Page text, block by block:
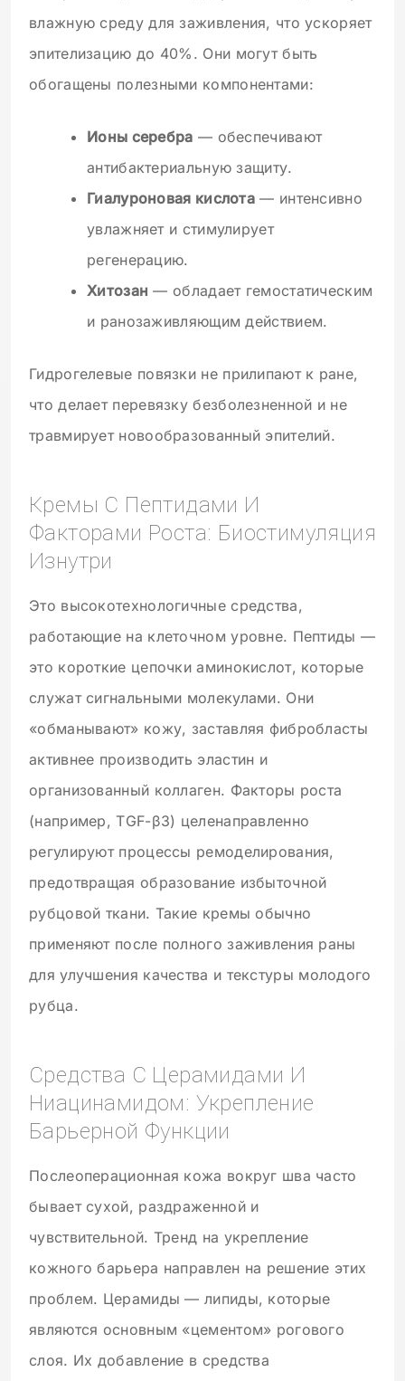
влажную среду для заживления, что ускоряет
эпителизацию до 40%. Они могут быть
обогащены полезными компонентами:
Ионы серебра — обеспечивают
антибактериальную защиту.
Гиалуроновая кислота — интенсивно
увлажняет и стимулирует
регенерацию.
Хитозан — обладает гемостатическим
и ранозаживляющим действием.
Гидрогелевые повязки не прилипают к ране,
что делает перевязку безболезненной и не
травмирует новообразованный эпителий.
Кремы С Пептидами И
Факторами Роста: Биостимуляция
Изнутри
Это высокотехнологичные средства,
работающие на клеточном уровне. Пептиды —
это короткие цепочки аминокислот, которые
служат сигнальными молекулами. Они
«обманывают» кожу, заставляя фибробласты
активнее производить эластин и
организованный коллаген. Факторы роста
(например, TGF-β3) целенаправленно
регулируют процессы ремоделирования,
предотвращая образование избыточной
рубцовой ткани. Такие кремы обычно
применяют после полного заживления раны
для улучшения качества и текстуры молодого
рубца.
Средства С Церамидами И
Ниацинамидом: Укрепление
Барьерной Функции
Послеоперационная кожа вокруг шва часто
бывает сухой, раздраженной и
чувствительной. Тренд на укрепление
кожного барьера направлен на решение этих
проблем. Церамиды — липиды, которые
являются основным «цементом» рогового
слоя. Их добавление в средства